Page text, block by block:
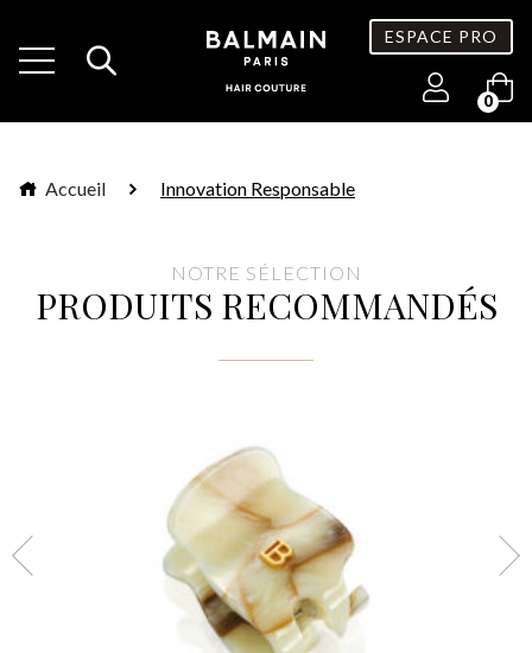
ESPACE PRO
0
Accueil Innovation Responsable
NOTRE SÉLECTION
PRODUITS RECOMMANDÉS